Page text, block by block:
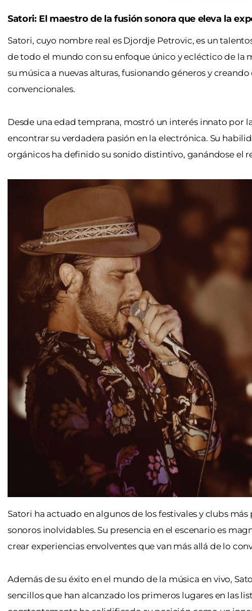
Satori: El maestro de la fusión sonora que eleva la
Satori, cuyo nombre real es Djordje Petrovic, es un
de todo el mundo con su enfoque único y ecléctico de la
su música a nuevas alturas, fusionando géneros y
convencionales.
Desde una edad temprana, mostró un interés innato por
encontrar su verdadera pasión en la electrónica. Su
orgánicos ha definido su sonido distintivo, ganándose el
Satori ha actuado en algunos de los festivales y clubs
sonoros inolvidables. Su presencia en el escenario es
crear experiencias envolventes que van más allá de lo
Además de su éxito en el mundo de la música en vivo,
sencillos que han alcanzado los primeros lugares en las